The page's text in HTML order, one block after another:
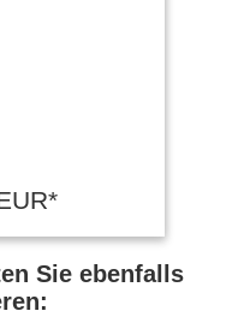
Sie ebenfalls